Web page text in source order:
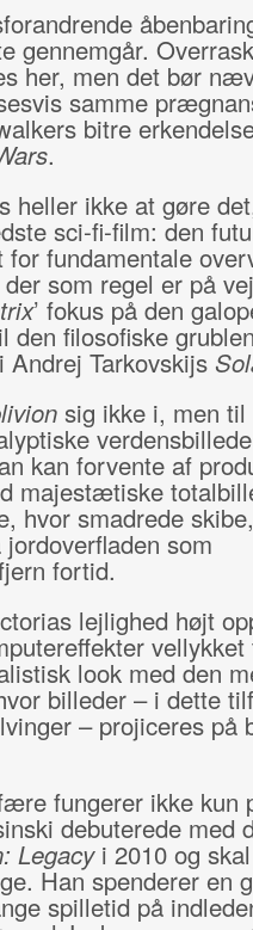
gennemgår.
her, men det bør
samme
bitre
.
heller ikke at gøre
sci-fi-film: den
fundamentale
som regel er på
’ fokus på den
den filosofiske
Andrej Tarkovskijs
sig ikke i, men
kan forvente af
majestætiske
hvor smadrede
som
fortid.
lejlighed højt
vellykket
look med den
billeder – i dette
– projiceres på
fungerer ikke kun
debuterede med
Legacyi 2010 og
Han spenderer en
spilletid på